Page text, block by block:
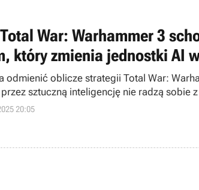
War: Warhammer 3
który zmienia jednostki AI
odmienić oblicze strategii Total War:
sztuczną inteligencję nie radzą sobie
20:05